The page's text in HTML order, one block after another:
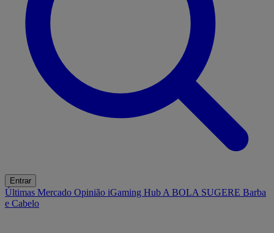
Entrar
Últimas Mercado Opinião iGaming Hub A BOLA SUGERE Barba
e Cabelo